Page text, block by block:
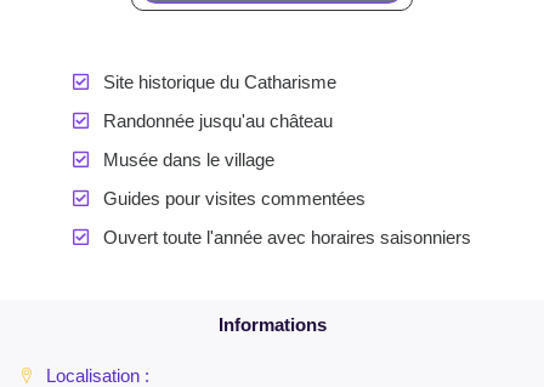
Site historique du Catharisme
Randonnée jusqu'au château
Musée dans le village
Guides pour visites commentées
Ouvert toute l'année avec horaires saisonniers